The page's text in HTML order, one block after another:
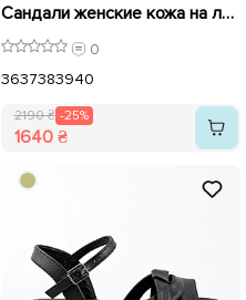
Сандали женские кожа на липучке 595627 Черные распродажа
0
3637383940
2190 ₴ -25%
1640 ₴